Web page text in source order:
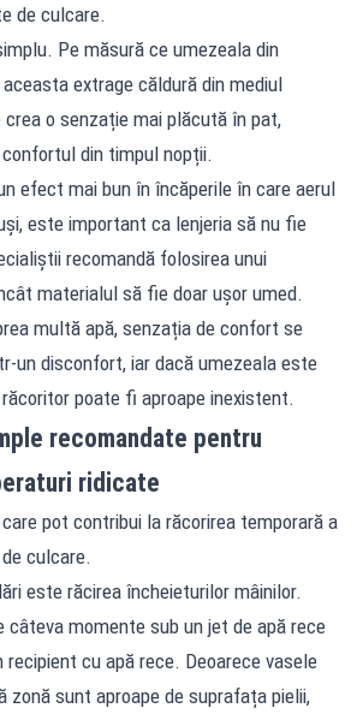
de culcare.
Pe măsură ce umezeala din
extrage căldură din mediul
o senzație mai plăcută în pat,
din timpul nopții.
efect mai bun în încăperile în care aerul
este important ca lenjeria să nu fie
recomandă folosirea unui
materialul să fie doar ușor umed.
multă apă, senzația de confort se
un disconfort, iar dacă umezeala este
poate fi aproape inexistent.
recomandate pentru
ridicate
pot contribui la răcorirea temporară a
culcare.
este răcirea încheieturilor mâinilor.
momente sub un jet de apă rece
cu apă rece. Deoarece vasele
zonă sunt aproape de suprafața pielii,